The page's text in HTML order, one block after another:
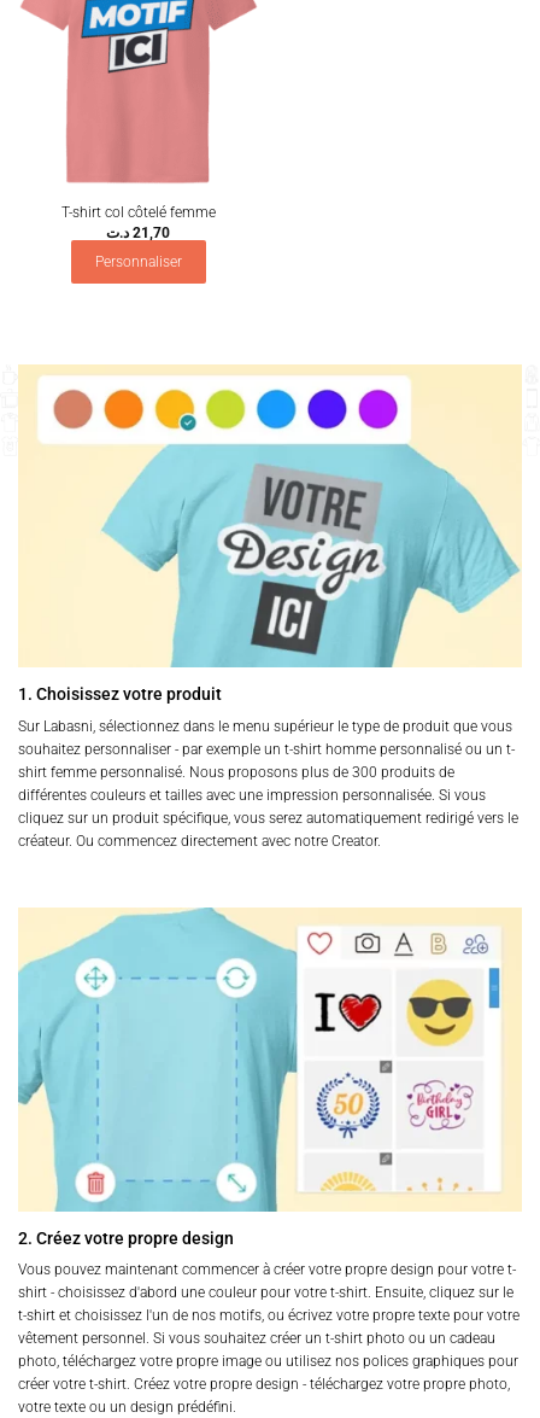
T-shirt col côtelé femme
21,70 د.ت
Personnaliser
1. Choisissez votre produit
Sur Labasni, sélectionnez dans le menu supérieur le type de produit que vous
souhaitez personnaliser - par exemple un t-shirt homme personnalisé ou un t-
shirt femme personnalisé. Nous proposons plus de 300 produits de
différentes couleurs et tailles avec une impression personnalisée. Si vous
cliquez sur un produit spécifique, vous serez automatiquement redirigé vers le
créateur. Ou commencez directement avec notre Creator.
2. Créez votre propre design
Vous pouvez maintenant commencer à créer votre propre design pour votre t-
shirt - choisissez d'abord une couleur pour votre t-shirt. Ensuite, cliquez sur le
t-shirt et choisissez l'un de nos motifs, ou écrivez votre propre texte pour votre
vêtement personnel. Si vous souhaitez créer un t-shirt photo ou un cadeau
photo, téléchargez votre propre image ou utilisez nos polices graphiques pour
créer votre t-shirt. Créez votre propre design - téléchargez votre propre photo,
votre texte ou un design prédéfini.